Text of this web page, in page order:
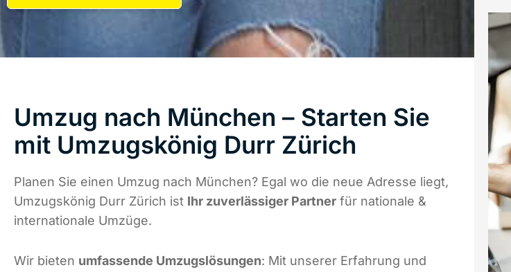
Umzug nach München – Starten Sie
mit Umzugskönig Durr Zürich
Planen Sie einen Umzug nach München? Egal wo die neue Adresse liegt,
Umzugskönig Durr Zürich ist Ihr zuverlässiger Partner für nationale &
internationale Umzüge.
Wir bieten umfassende Umzugslösungen: Mit unserer Erfahrung und